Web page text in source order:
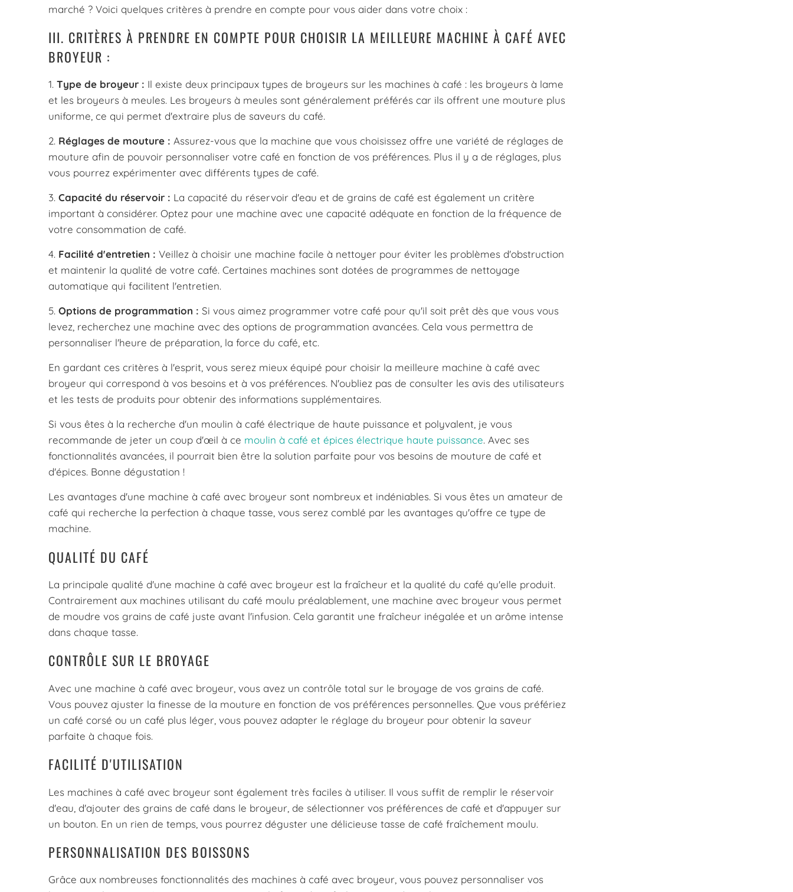
marché ? Voici quelques critères à prendre en compte pour vous aider dans votre choix :
III. CRITÈRES À PRENDRE EN COMPTE POUR CHOISIR LA MEILLEURE MACHINE À CAFÉ AVEC
BROYEUR :
1. Type de broyeur : Il existe deux principaux types de broyeurs sur les machines à café : les broyeurs à lame
et les broyeurs à meules. Les broyeurs à meules sont généralement préférés car ils offrent une mouture plus
uniforme, ce qui permet d'extraire plus de saveurs du café.
2. Réglages de mouture : Assurez-vous que la machine que vous choisissez offre une variété de réglages de
mouture afin de pouvoir personnaliser votre café en fonction de vos préférences. Plus il y a de réglages, plus
vous pourrez expérimenter avec différents types de café.
3. Capacité du réservoir : La capacité du réservoir d'eau et de grains de café est également un critère
important à considérer. Optez pour une machine avec une capacité adéquate en fonction de la fréquence de
votre consommation de café.
4. Facilité d'entretien : Veillez à choisir une machine facile à nettoyer pour éviter les problèmes d'obstruction
et maintenir la qualité de votre café. Certaines machines sont dotées de programmes de nettoyage
automatique qui facilitent l'entretien.
5. Options de programmation : Si vous aimez programmer votre café pour qu'il soit prêt dès que vous vous
levez, recherchez une machine avec des options de programmation avancées. Cela vous permettra de
personnaliser l'heure de préparation, la force du café, etc.
En gardant ces critères à l'esprit, vous serez mieux équipé pour choisir la meilleure machine à café avec
broyeur qui correspond à vos besoins et à vos préférences. N'oubliez pas de consulter les avis des utilisateurs
et les tests de produits pour obtenir des informations supplémentaires.
Si vous êtes à la recherche d'un moulin à café électrique de haute puissance et polyvalent, je vous
recommande de jeter un coup d'œil à ce moulin à café et épices électrique haute puissance. Avec ses
fonctionnalités avancées, il pourrait bien être la solution parfaite pour vos besoins de mouture de café et
d'épices. Bonne dégustation !
Les avantages d'une machine à café avec broyeur sont nombreux et indéniables. Si vous êtes un amateur de
café qui recherche la perfection à chaque tasse, vous serez comblé par les avantages qu'offre ce type de
machine.
QUALITÉ DU CAFÉ
La principale qualité d'une machine à café avec broyeur est la fraîcheur et la qualité du café qu'elle produit.
Contrairement aux machines utilisant du café moulu préalablement, une machine avec broyeur vous permet
de moudre vos grains de café juste avant l'infusion. Cela garantit une fraîcheur inégalée et un arôme intense
dans chaque tasse.
CONTRÔLE SUR LE BROYAGE
Avec une machine à café avec broyeur, vous avez un contrôle total sur le broyage de vos grains de café.
Vous pouvez ajuster la finesse de la mouture en fonction de vos préférences personnelles. Que vous préfériez
un café corsé ou un café plus léger, vous pouvez adapter le réglage du broyeur pour obtenir la saveur
parfaite à chaque fois.
FACILITÉ D'UTILISATION
Les machines à café avec broyeur sont également très faciles à utiliser. Il vous suffit de remplir le réservoir
d'eau, d'ajouter des grains de café dans le broyeur, de sélectionner vos préférences de café et d'appuyer sur
un bouton. En un rien de temps, vous pourrez déguster une délicieuse tasse de café fraîchement moulu.
PERSONNALISATION DES BOISSONS
Grâce aux nombreuses fonctionnalités des machines à café avec broyeur, vous pouvez personnaliser vos